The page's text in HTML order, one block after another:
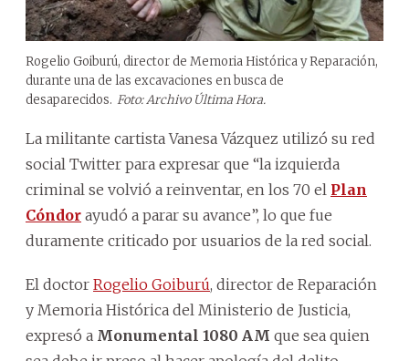
Rogelio Goiburú, director de Memoria Histórica y Reparación,
durante una de las excavaciones en busca de
desaparecidos. Foto: Archivo Última Hora.
La militante cartista Vanesa Vázquez utilizó su red
social Twitter para expresar que “la izquierda
criminal se volvió a reinventar, en los 70 el Plan
Cóndor ayudó a parar su avance”, lo que fue
duramente criticado por usuarios de la red social.
El doctor Rogelio Goiburú, director de Reparación
y Memoria Histórica del Ministerio de Justicia,
expresó a Monumental 1080 AM que sea quien